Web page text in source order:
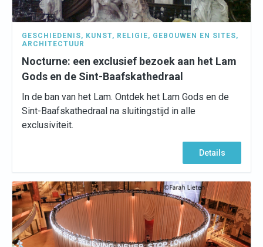
GESCHIEDENIS, KUNST, RELIGIE, GEBOUWEN EN SITES,
ARCHITECTUUR
Nocturne: een exclusief bezoek aan het Lam
Gods en de Sint-Baafskathedraal
In de ban van het Lam. Ontdek het Lam Gods en de
Sint-Baafskathedraal na sluitingstijd in alle
exclusiviteit.
Details